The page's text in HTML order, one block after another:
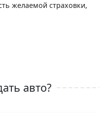
желаемой страховки,
авто?